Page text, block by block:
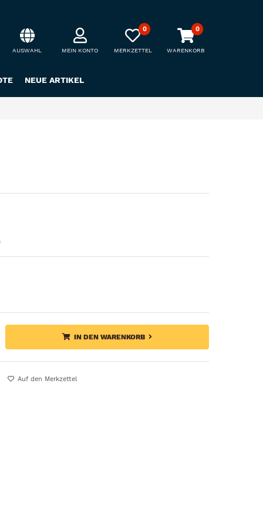
AUSWAHL MEIN KONTO
0
MERKZETTEL
0
WARENKORB
NEUE ARTIKEL
IN DEN WARENKORB